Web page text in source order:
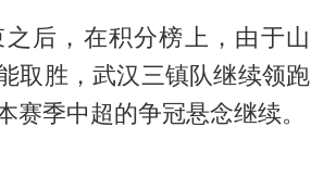
后，在积分榜上，由于山
取胜，武汉三镇队继续领跑
赛季中超的争冠悬念继续。